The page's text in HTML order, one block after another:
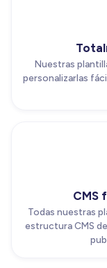
Nuestras
personalizarlas
CMS
Todas nuestras
estructura CMS